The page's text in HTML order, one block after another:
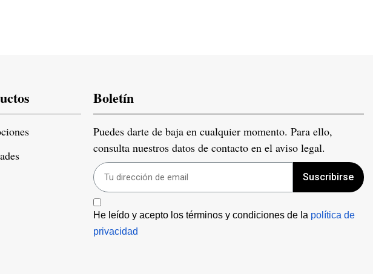
Boletín
Puedes darte de baja en cualquier momento. Para ello,
consulta nuestros datos de contacto en el aviso legal.
Suscribirse
He leído y acepto los términos y condiciones de la política de
privacidad